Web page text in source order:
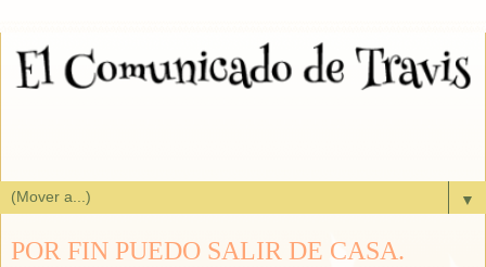
▼
POR FIN PUEDO SALIR DE CASA.